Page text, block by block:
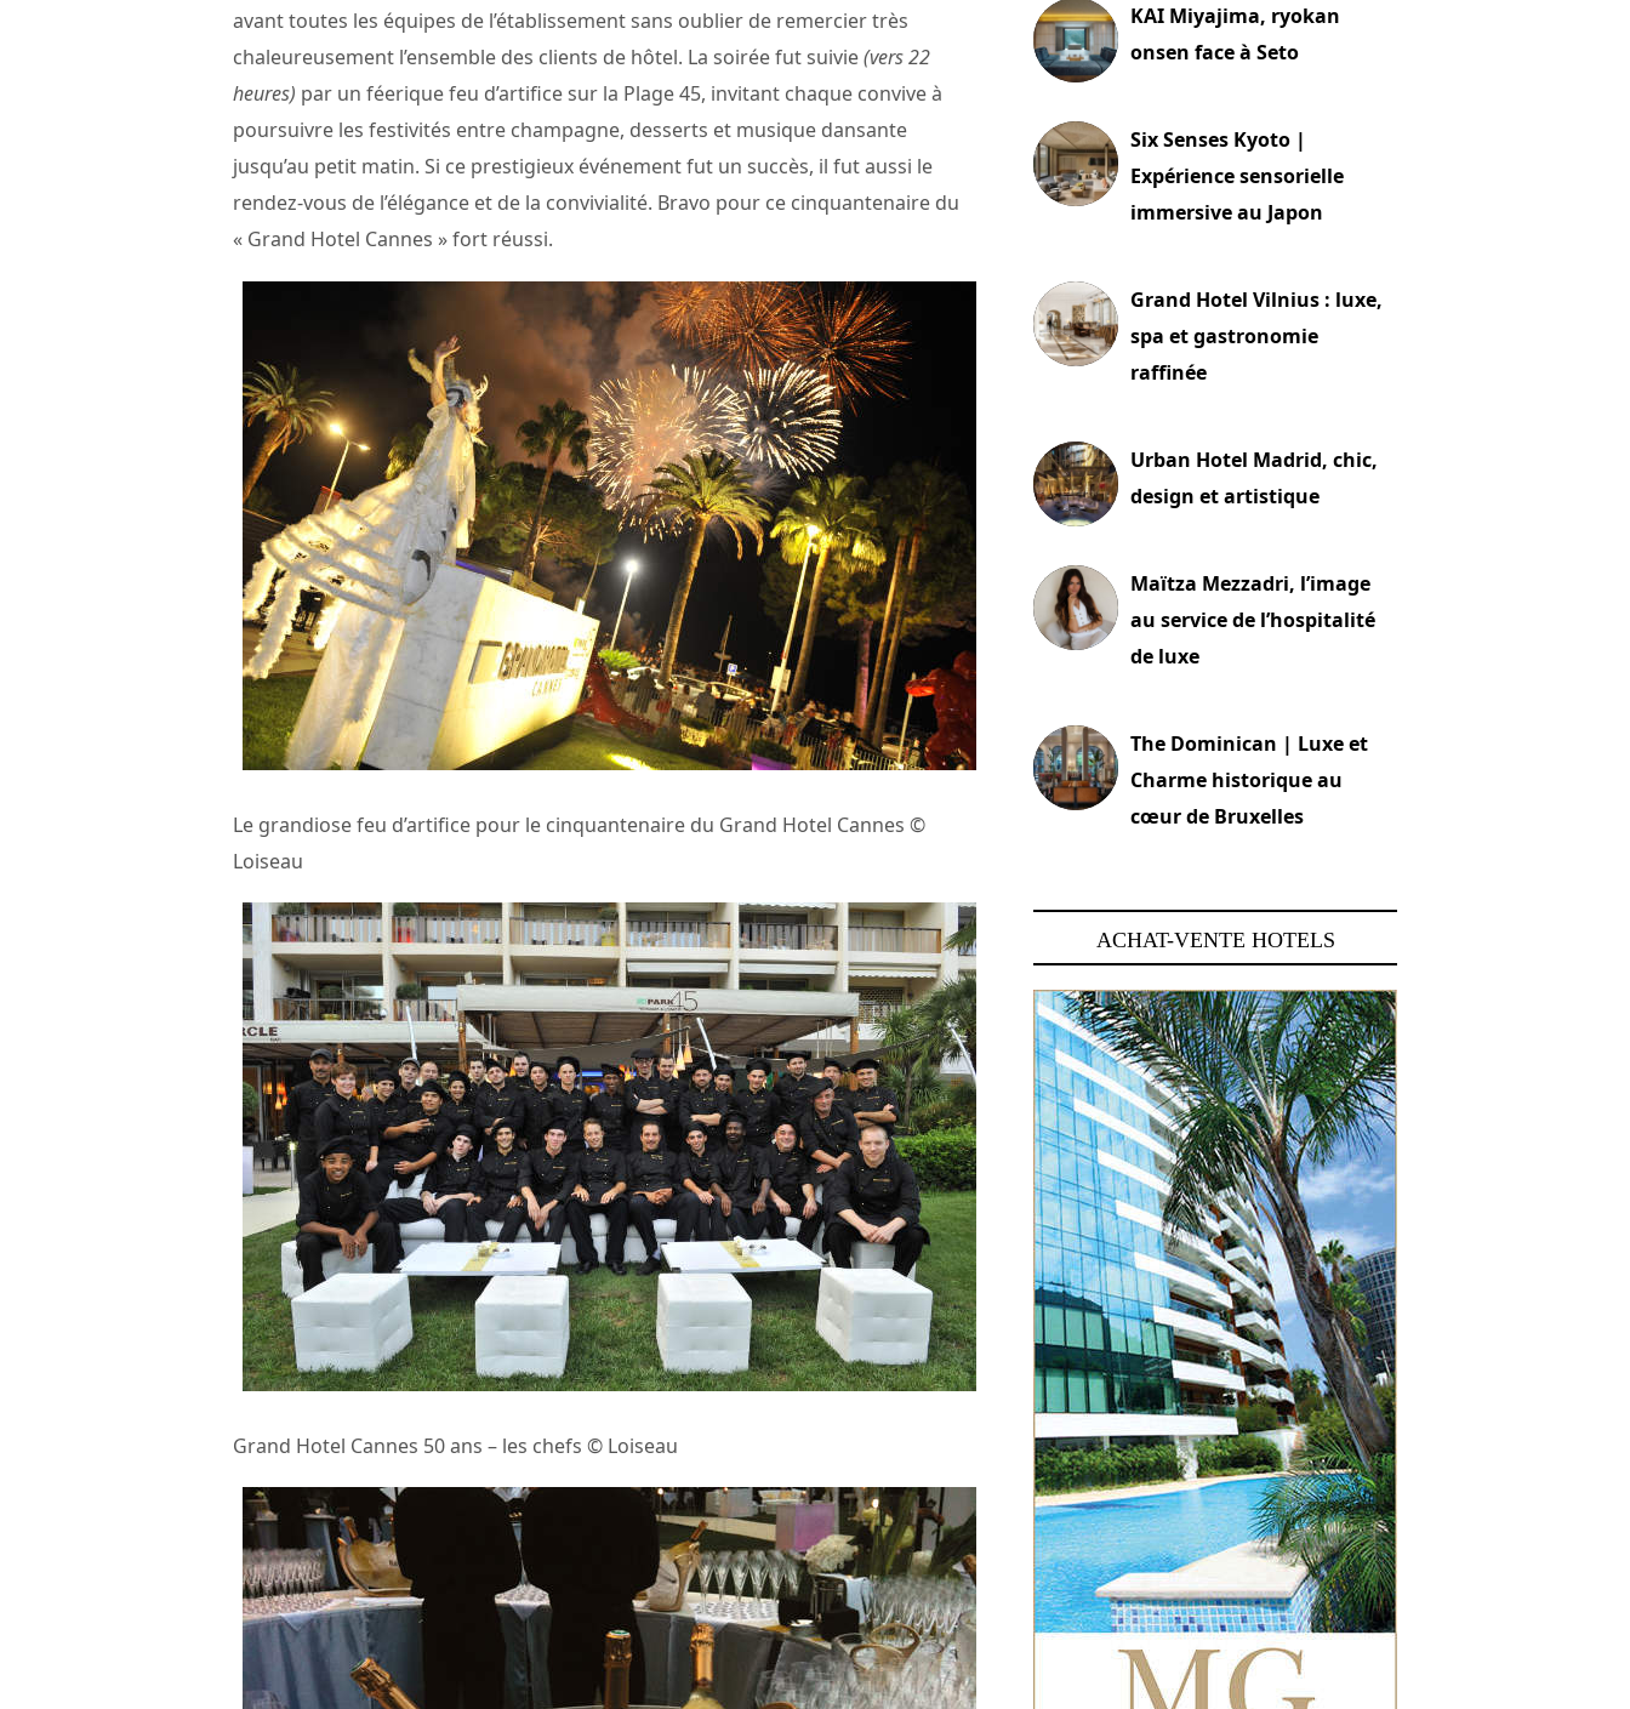
avant toutes les équipes de l’établissement sans oublier de remercier très
chaleureusement l’ensemble des clients de hôtel. La soirée fut suivie(vers 22
heures) par un féerique feu d’artifice sur la Plage 45, invitant chaque convive à
poursuivre les festivités entre champagne, desserts et musique dansante
jusqu’au petit matin. Si ce prestigieux événement fut un succès, il fut aussi le
rendez-vous de l’élégance et de la convivialité. Bravo pour ce cinquantenaire du
« Grand Hotel Cannes » fort réussi.
Le grandiose feu d’artifice pour le cinquantenaire du Grand Hotel Cannes ©
Loiseau
Grand Hotel Cannes 50 ans – les chefs © Loiseau
KAI Miyajima, ryokan
onsen face à Seto
Six Senses Kyoto |
Expérience sensorielle
immersive au Japon
Grand Hotel Vilnius : luxe,
spa et gastronomie
raffinée
Urban Hotel Madrid, chic,
design et artistique
Maïtza Mezzadri, l’image
au service de l’hospitalité
de luxe
The Dominican | Luxe et
Charme historique au
cœur de Bruxelles
ACHAT-VENTE HOTELS